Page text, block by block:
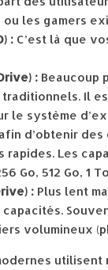
les gamers
: C’est là que
: Beaucoup
Il
le système
d’obtenir
rapides. Les
Go, 512 Go, 1
: Plus lent
volumineux